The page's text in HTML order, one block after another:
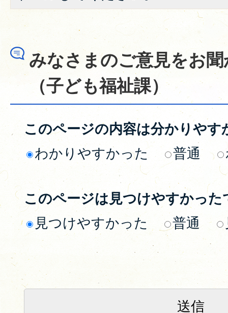
みなさまのご意見をお
（子ども福祉課）
このページの内容は分かりやす
わかりやすかった
普通
このページは見つけやすかった
見つけやすかった
普通